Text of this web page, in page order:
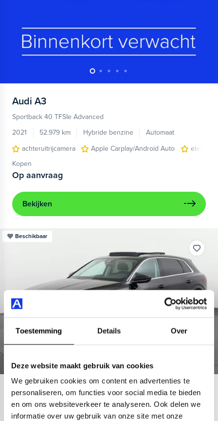
Toestemming Details Over
Deze website maakt gebruik van cookies
We gebruiken cookies om content en advertenties te
personaliseren, om functies voor social media te bieden
en om ons websiteverkeer te analyseren. Ook delen we
informatie over uw gebruik van onze site met onze
Audi A3
Sportback 40 TFSIe Advanced
2021
52.979 km Hybride benzine
Automaat
achteruitrijcamera
Apple Carplay/Android Auto
Kopen
Op aanvraag
Bekijken
Beschikbaar
Audi e-tron
55 quattro Advanced 95 kWh